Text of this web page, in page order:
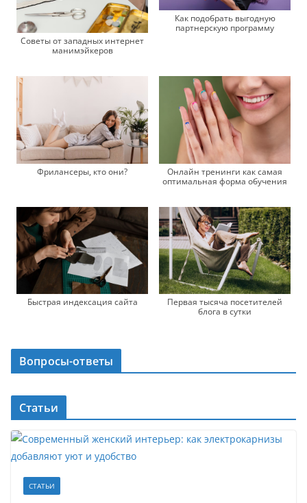
Советы от западных интернет
манимэйкеров
Как подобрать выгодную
партнерскую программу
Фрилансеры, кто они?
Онлайн тренинги как самая
оптимальная форма обучения
Быстрая индексация сайта
Первая тысяча посетителей
блога в сутки
Вопросы-ответы
Статьи
СТАТЬИ